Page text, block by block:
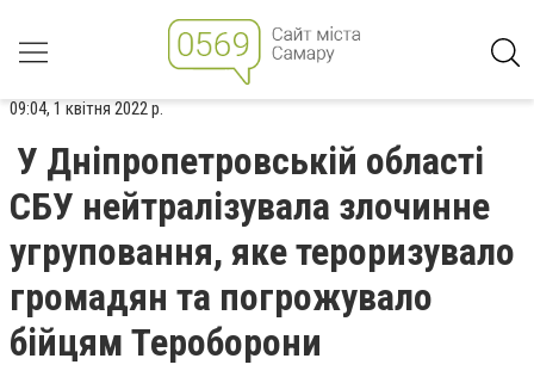
09:04, 1 квітня 2022 р.
У Дніпропетровській області
СБУ нейтралізувала злочинне
угруповання, яке тероризувало
громадян та погрожувало
бійцям Тероборони